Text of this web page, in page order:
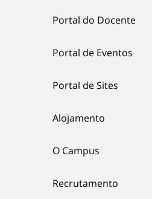
Portal do Docente
Portal de Eventos
Portal de Sites
Alojamento
O Campus
Recrutamento